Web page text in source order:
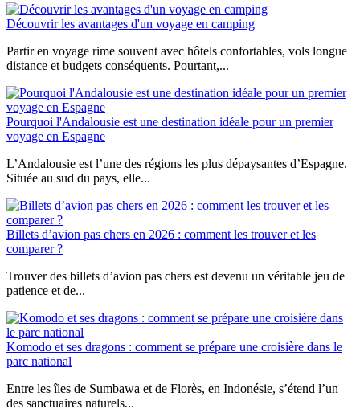
Découvrir les avantages d'un voyage en camping
Partir en voyage rime souvent avec hôtels confortables, vols longue
distance et budgets conséquents. Pourtant,...
Pourquoi l'Andalousie est une destination idéale pour un premier
voyage en Espagne
L’Andalousie est l’une des régions les plus dépaysantes d’Espagne.
Située au sud du pays, elle...
Billets d’avion pas chers en 2026 : comment les trouver et les
comparer ?
Trouver des billets d’avion pas chers est devenu un véritable jeu de
patience et de...
Komodo et ses dragons : comment se prépare une croisière dans le
parc national
Entre les îles de Sumbawa et de Florès, en Indonésie, s’étend l’un
des sanctuaires naturels...